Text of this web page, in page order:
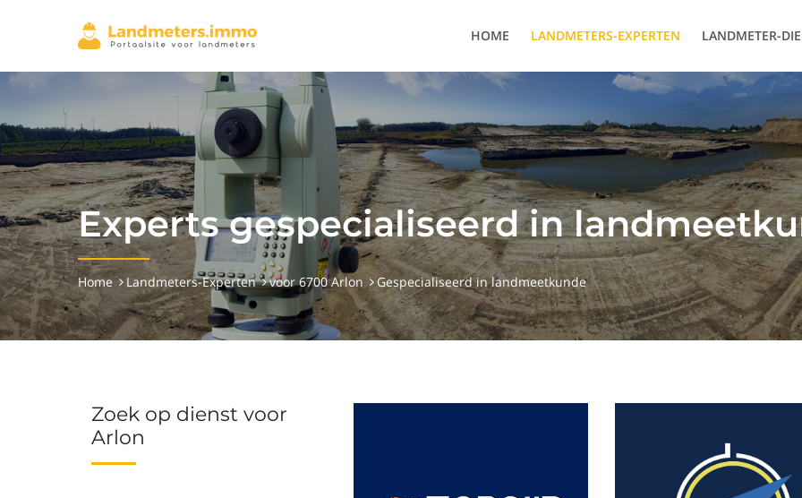
HOME LANDMETERS-EXPERTEN LANDMETER-
Experts gespecialiseerd in
Home Landmeters-Experten voor 6700 Arlon Gespecialiseerd in landmeetkunde
Zoek op dienst voor
Arlon